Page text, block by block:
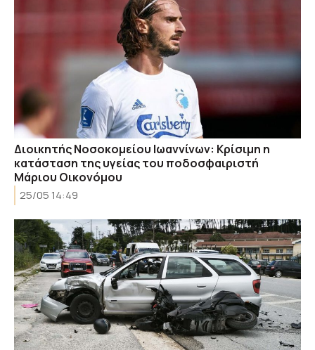
Διοικητής Νοσοκομείου Ιωαννίνων: Κρίσιμη η
κατάσταση της υγείας του ποδοσφαιριστή
Μάριου Οικονόμου
25/05 14:49